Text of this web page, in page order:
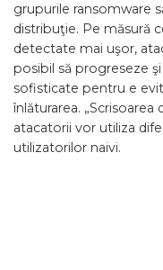
grupurile ransomware
distribuţie. Pe măsură
detectate mai uşor,
posibil să progreseze
sofisticate pentru e
înlăturarea. „Scrisoarea
atacatorii vor utiliza
utilizatorilor naivi.